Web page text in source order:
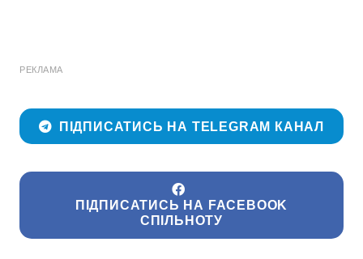
РЕКЛАМА
ПІДПИСАТИСЬ НА TELEGRAM КАНАЛ
ПІДПИСАТИСЬ НА FACEBOOK
СПІЛЬНОТУ